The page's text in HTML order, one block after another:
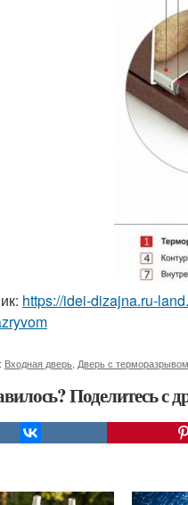
https://idei-dizajna.ru-
Входная дверь Дверь с терморазрывом
Поделитесь с